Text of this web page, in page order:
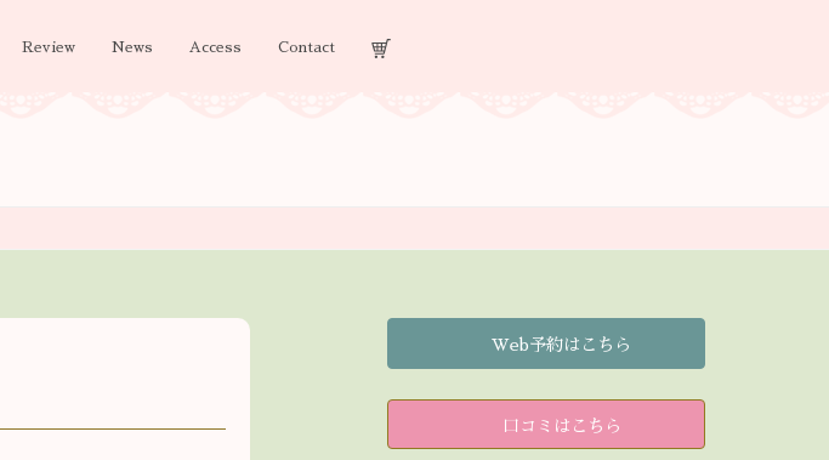
Review News Access Contact
Web予約はこちら
口コミはこちら